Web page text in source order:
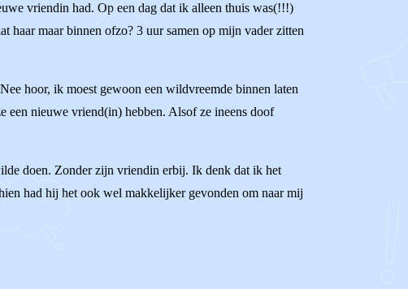
vriendin had. Op een dag dat ik alleen thuis was(!!!)
haar maar binnen ofzo? 3 uur samen op mijn vader zitten
hoor, ik moest gewoon een wildvreemde binnen laten
een nieuwe vriend(in) hebben. Alsof ze ineens doof
doen. Zonder zijn vriendin erbij. Ik denk dat ik het
had hij het ook wel makkelijker gevonden om naar mij